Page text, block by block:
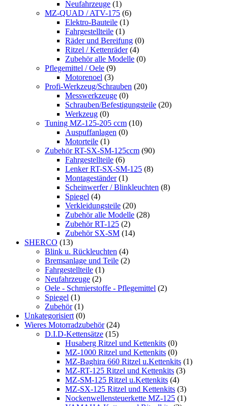
Neufahrzeuge (1)
MZ-QUAD / ATV-175 (6)
Elektro-Bauteile (1)
Fahrgestellteile (1)
Räder und Bereifung (0)
Ritzel / Kettenräder (4)
Zubehör alle Modelle (0)
Pflegemittel / Oele (9)
Motorenoel (3)
Profi-Werkzeug/Schrauben (20)
Messwerkzeuge (0)
Schrauben/Befestigungsteile (20)
Werkzeug (0)
Tuning MZ-125-205 ccm (10)
Auspuffanlagen (0)
Motorteile (1)
Zubehör RT-SX-SM-125ccm (90)
Fahrgestellteile (6)
Lenker RT-SX-SM-125 (8)
Montageständer (1)
Scheinwerfer / Blinkleuchten (8)
Spiegel (4)
Verkleidungsteile (20)
Zubehör alle Modelle (28)
Zubehör RT-125 (2)
Zubehör SX-SM (14)
SHERCO (13)
Blink u. Rückleuchten (4)
Bremsanlage und Teile (2)
Fahrgestellteile (1)
Neufahrzeuge (2)
Oele - Schmierstoffe - Pflegemittel (2)
Spiegel (1)
Zubehör (1)
Unkategorisiert (0)
Wieres Motorradzubehör (24)
D.I.D-Kettensätze (15)
Husaberg Ritzel und Kettenkits (0)
MZ-1000 Ritzel und Kettenkits (0)
MZ-Baghira 660 Ritzel u.Kettenkits (1)
MZ-RT-125 Ritzel und Kettenkits (3)
MZ-SM-125 Ritzel u.Kettenkits (4)
MZ-SX-125 Ritzel und Kettenkits (3)
Nockenwellensteuerkette MZ-125 (1)